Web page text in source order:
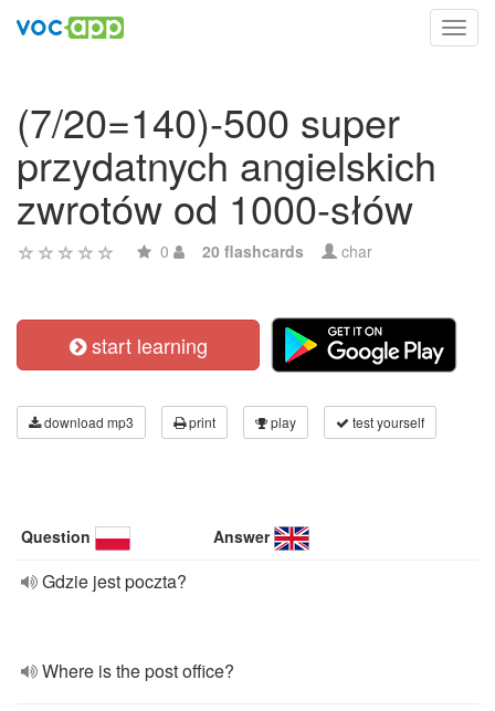
(7/20=140)-500 super
przydatnych angielskich
zwrotów od 1000-słów
0 20 flashcards char
start learning
download mp3 print play test yourself
Question Answer
Gdzie jest poczta?
Where is the post office?